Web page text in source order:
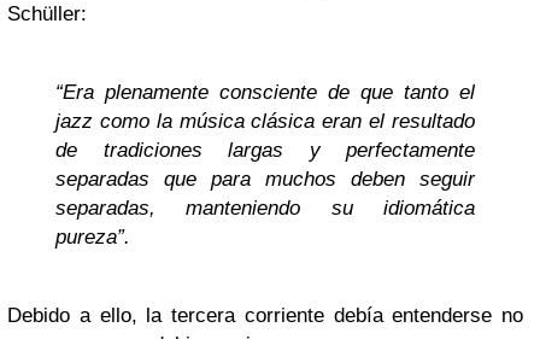
Schüller:
“Era plenamente consciente de que tanto el
jazz como la música clásica eran el resultado
de tradiciones largas y perfectamente
separadas que para muchos deben seguir
separadas, manteniendo su idiomática
pureza”.
Debido a ello, la tercera corriente debía entenderse no